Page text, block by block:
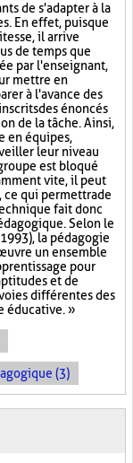
de s'adapter à la
En effet, puisque
il arrive
de temps que
par l'enseignant,
mettre en
à l'avance des
des énoncés
de la tâche. Ainsi,
en équipes,
leur niveau
est bloqué
vite, il peut
qui permettra de
fait donc
Selon le
la pédagogie
un ensemble
pour
et de
différentes des
éducative. »
(3)